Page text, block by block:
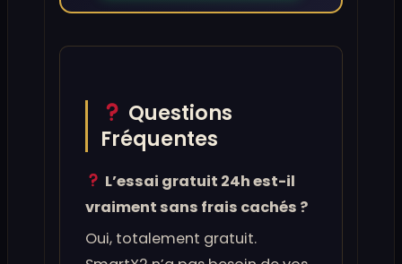
Questions
Fréquentes
L’essai gratuit 24h est-il
vraiment sans frais cachés ?
Oui, totalement gratuit.